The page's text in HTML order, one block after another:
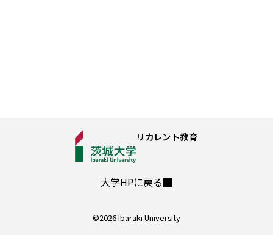
リカレント教育
大学HPに戻る
©2026 Ibaraki University